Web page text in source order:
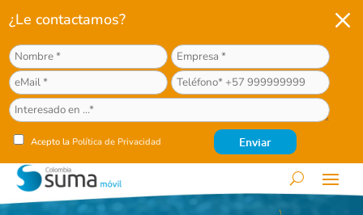
¿Le contactamos?
Acepto la Política de Privacidad
M